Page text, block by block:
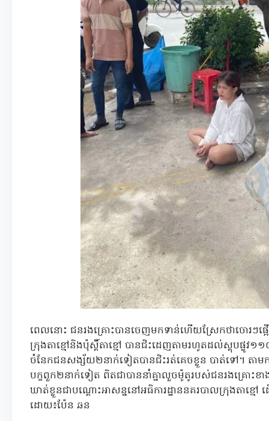
ពេលនោះ ជនរងគ្រោះបានចេញមកទាន់ហើយស្រែកថាចោរៗផ្អ
ក្រុងតាខ្មៅនិងប៉ុស្តិ៍តាខ្មៅ បានជិះដេញតាមរហូតដល់ស្តុបផ្លូវ១
ចំនែកជនសង្ស័យ២នាក់ទៀតបានជិះរត់គេចខ្លួន បាត់ទៅ។ តាម
បក្ខពួក២នាក់ទៀត ពិតជាបាននាំគ្នាលួចម៉ូតូរបស់ជនរងគ្រោះខ
ឃាត់ខ្លួនជាបណ្តោះអាសន្ននៅអធិការដ្ឋាននគរបាលក្រុងតាខ្
ដោយ៖ប៉ែន ឆន